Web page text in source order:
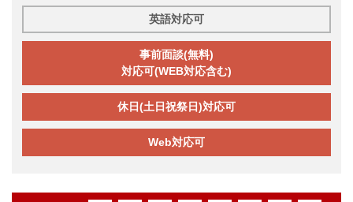
英語対応可
事前面談(無料)
対応可(WEB対応含む)
休日(土日祝祭日)対応可
Web対応可